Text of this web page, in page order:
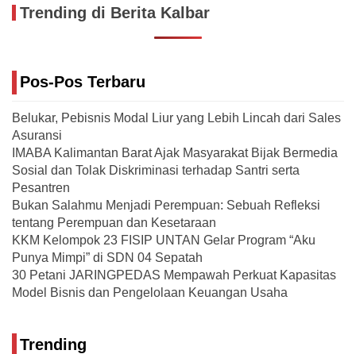
Trending di Berita Kalbar
Pos-Pos Terbaru
Belukar, Pebisnis Modal Liur yang Lebih Lincah dari Sales
Asuransi
IMABA Kalimantan Barat Ajak Masyarakat Bijak Bermedia
Sosial dan Tolak Diskriminasi terhadap Santri serta
Pesantren
Bukan Salahmu Menjadi Perempuan: Sebuah Refleksi
tentang Perempuan dan Kesetaraan
KKM Kelompok 23 FISIP UNTAN Gelar Program “Aku
Punya Mimpi” di SDN 04 Sepatah
30 Petani JARINGPEDAS Mempawah Perkuat Kapasitas
Model Bisnis dan Pengelolaan Keuangan Usaha
Trending